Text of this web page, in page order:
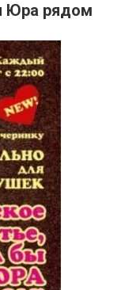
Юра рядом